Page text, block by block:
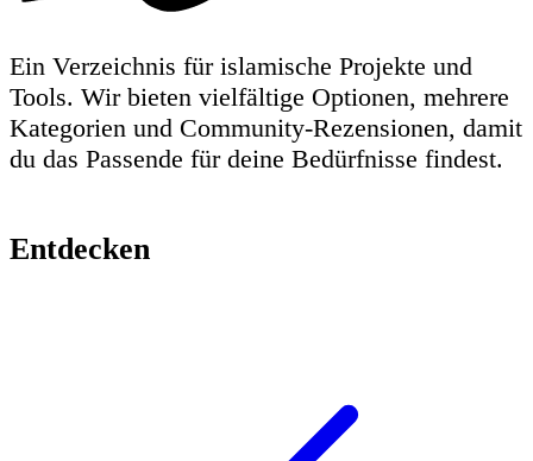
Ein Verzeichnis für islamische Projekte und
Tools. Wir bieten vielfältige Optionen, mehrere
Kategorien und Community-Rezensionen, damit
du das Passende für deine Bedürfnisse findest.
Entdecken